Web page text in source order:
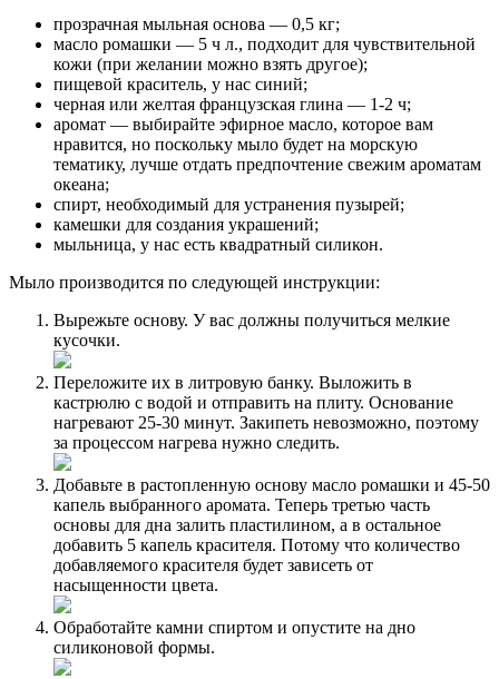
прозрачная мыльная основа — 0,5 кг;
масло ромашки — 5 ч л., подходит для чувствительной
кожи (при желании можно взять другое);
пищевой краситель, у нас синий;
черная или желтая французская глина — 1-2 ч;
аромат — выбирайте эфирное масло, которое вам
нравится, но поскольку мыло будет на морскую
тематику, лучше отдать предпочтение свежим ароматам
океана;
спирт, необходимый для устранения пузырей;
камешки для создания украшений;
мыльница, у нас есть квадратный силикон.
Мыло производится по следующей инструкции:
Вырежьте основу. У вас должны получиться мелкие
кусочки.
Переложите их в литровую банку. Выложить в
кастрюлю с водой и отправить на плиту. Основание
нагревают 25-30 минут. Закипеть невозможно, поэтому
за процессом нагрева нужно следить.
Добавьте в растопленную основу масло ромашки и 45-50
капель выбранного аромата. Теперь третью часть
основы для дна залить пластилином, а в остальное
добавить 5 капель красителя. Потому что количество
добавляемого красителя будет зависеть от
насыщенности цвета.
Обработайте камни спиртом и опустите на дно
силиконовой формы.